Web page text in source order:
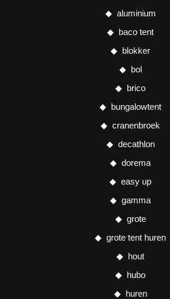
aluminium
baco tent
blokker
bol
brico
bungalowtent
cranenbroek
decathlon
dorema
easy up
gamma
grote
grote tent huren
hout
hubo
huren